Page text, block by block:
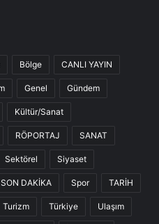
Bölge CANLI YAYIN
Genel Gündem
Kültür/Sanat
RÖPORTAJ SANAT
Sektörel Siyaset
SON DAKİKA Spor TARİH
Turizm Türkiye Ulaşım